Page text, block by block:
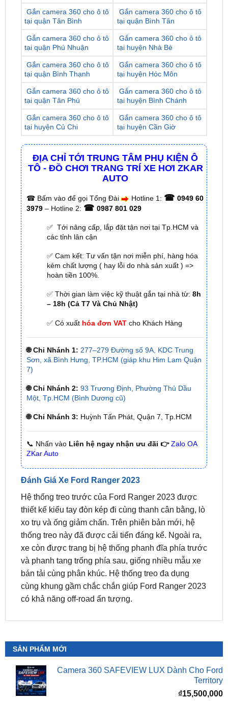
Gắn camera 360 cho ô tô
tại quận Phú Nhuận
Gắn camera 360 cho ô tô
tại huyện Nhà Bè
Gắn camera 360 cho ô tô
tại quận Bình Thạnh
Gắn camera 360 cho ô tô
tại huyện Hóc Môn
Gắn camera 360 cho ô tô
tại quận Tân Phú
Gắn camera 360 cho ô tô
tại huyện Bình Chánh
Gắn camera 360 cho ô tô
tại huyện Củ Chi
Gắn camera 360 cho ô tô
tại huyện Cần Giờ
ĐỊA CHỈ TỚI TRUNG TÂM PHỤ KIỆN Ô
☎Bấm vào để gọi Tổng Đài Hotline 1:☎ 0949 60
0987 801 029
✅ Tới nâng cấp, lắp đặt tận nơi tại Tp.HCM và
các tỉnh lân cận
✅ Cam kết: Tư vấn tận nơi miễn phí, hàng hóa
kém chất lượng ( hay lỗi do nhà sản xuất ) =>
✅ Thời gian làm việc kỹ thuật gắn tại nhà từ:8h
– 18h (Cả T7 Và Chủ Nhật)
✅ Có xuấthóa đơn VATcho Khách Hàng
🌐 Chi Nhánh 1: 277–279 Đường số 9A, KDC Trung
🌐 Chi Nhánh 2: 93 Trương Định, Phường Thủ Dầu
Một, Tp.HCM (Bình Dương cũ)
🌐 Chi Nhánh 3: Huỳnh Tấn Phát, Quận 7, Tp.HCM
📞 Nhấn vàoLiên hệ ngay nhận ưu đãi 👉 Zalo OA
Đánh Giá Xe Ford Ranger 2023
Hệ thống treo trước của Ford Ranger 2023 được
thiết kế kiểu tay đòn kép đi cùng thanh cân bằng, lò
xo trụ và ống giảm chấn. Trên phiên bản mới, hệ
thống treo này đã được cải tiến đáng kể. Ngoài ra,
xe còn được trang bị hệ thống phanh đĩa phía trước
và phanh tang trống phía sau, giống nhiều mẫu xe
bán tải cùng phân khúc. Hệ thống treo đa dụng
cùng khung gầm chắc chắn giúp Ford Ranger 2023
có khả năng off-road ấn tượng.
SẢN PHẨM MỚI
Camera 360 SAFEVIEW LUX Dành Cho Ford
₫15,500,000
Camera 360 Dành Riêng Cho Xe Honda CRV